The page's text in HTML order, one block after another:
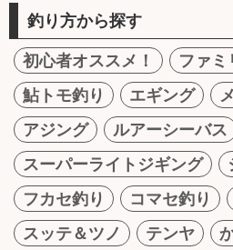
釣り方から探す
初心者オススメ！
ファミ
鮎トモ釣り
エギング
アジング
ルアーシーバス
スーパーライトジギング
フカセ釣り
コマセ釣り
スッテ＆ツノ
テンヤ